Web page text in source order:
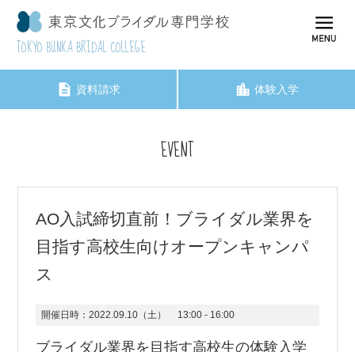
TOKYO BUNKA BRIDAL COLLEGE
資料請求 体験入学
EVENT
AO入試締切直前！ブライダル業界を
目指す高校生向けオープンキャンパ
ス
開催日時： 2022.09.10（土） 13:00 - 16:00
ブライダル業界を目指す高校生の体験入学